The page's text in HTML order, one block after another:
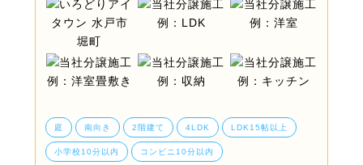
庭 南向き 2階建て 4LDK LDK15帖以上
小学校10分以内 コンビニ10分以内